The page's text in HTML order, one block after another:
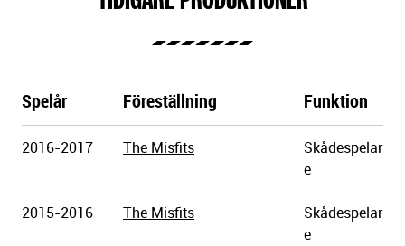
Göteborgs
Spelår Föreställning Funktion
2016-2017 The Misfits
Skådespelar
e
2015-2016 The Misfits
Skådespelar
e